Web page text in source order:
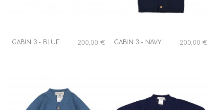
GABIN 3 - BLUE 200,00 € GABIN 3 - NAVY 200,00 €